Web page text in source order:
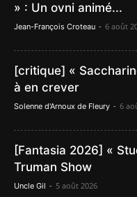
» : Un ovni animé...
Jean-François Croteau - 6 août
[critique] «
à en crever
Solenne d'Arnoux de Fleury - 6
[Fantasia 2026] «
Truman Show
Uncle Gil - 5 août 2026